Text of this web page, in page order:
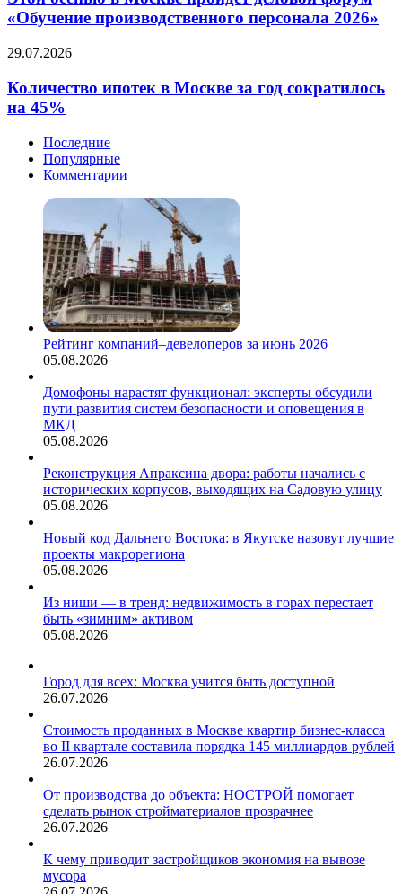
Москве
пройдет
форум
производственного
персонала
«Обучение производственного персонала 2026»
Количество
в
Москве
за
сократилось
45%
29.07.2026
Количество ипотек в Москве за год сократилось
на 45%
Последние
Популярные
Комментарии
Рейтинг компаний–девелоперов за июнь 2026
05.08.2026
Домофоны нарастят функционал: эксперты обсудили
пути развития систем безопасности и оповещения в
МКД
05.08.2026
Реконструкция Апраксина двора: работы начались с
исторических корпусов, выходящих на Садовую улицу
05.08.2026
Новый код Дальнего Востока: в Якутске назовут лучшие
проекты макрорегиона
05.08.2026
Из ниши — в тренд: недвижимость в горах перестает
быть «зимним» активом
05.08.2026
Город для всех: Москва учится быть доступной
26.07.2026
Стоимость проданных в Москве квартир бизнес-класса
во II квартале составила порядка 145 миллиардов рублей
26.07.2026
От производства до объекта: НОСТРОЙ помогает
сделать рынок стройматериалов прозрачнее
26.07.2026
К чему приводит застройщиков экономия на вывозе
мусора